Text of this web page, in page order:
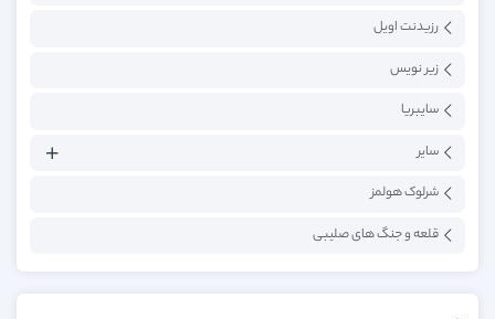
رزیدنت اویل
زیر نویس
سایبریا
سایر
شرلوک هولمز
قلعه و جنگ های صلیبی